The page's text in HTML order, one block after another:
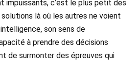
impuissants, c’est le plus petit des
là où les autres ne voient
intelligence, son sens de
à prendre des décisions
de surmonter des épreuves qui